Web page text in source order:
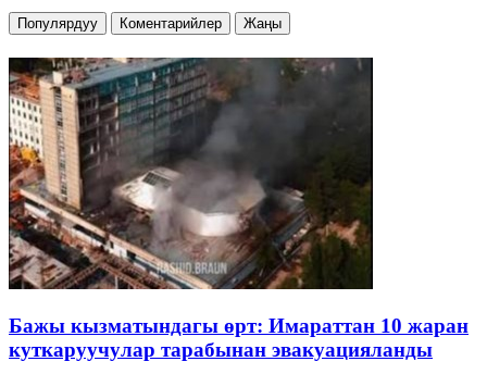
Популярдуу Коментарийлер Жаңы
Бажы кызматындагы өрт: Имараттан 10 жаран
куткаруучулар тарабынан эвакуацияланды